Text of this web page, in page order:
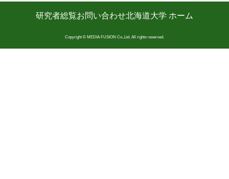
研究者総覧お問い合わせ北海道大学 ホーム
Copyright © MEDIA FUSION Co.,Ltd. All rights reserved.